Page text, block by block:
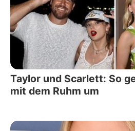
Taylor und Scarlett: So
mit dem Ruhm um